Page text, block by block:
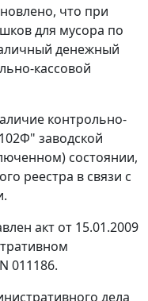
что при
для мусора по
денежный
кассовой
контрольно-
заводской
состоянии,
реестра в связи с
акт от 15.01.2009
011186.
дела